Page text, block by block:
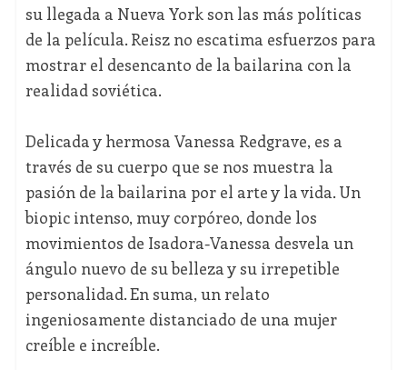
su llegada a Nueva York son las más políticas
de la película. Reisz no escatima esfuerzos para
mostrar el desencanto de la bailarina con la
realidad soviética.
Delicada y hermosa Vanessa Redgrave, es a
través de su cuerpo que se nos muestra la
pasión de la bailarina por el arte y la vida. Un
biopic intenso, muy corpóreo, donde los
movimientos de Isadora-Vanessa desvela un
ángulo nuevo de su belleza y su irrepetible
personalidad. En suma, un relato
ingeniosamente distanciado de una mujer
creíble e increíble.